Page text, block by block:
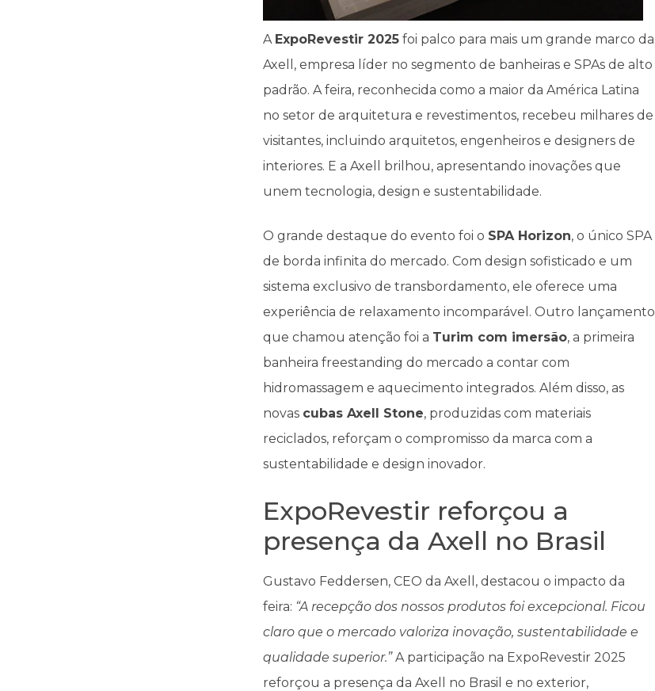
A ExpoRevestir 2025 foi palco para mais um grande marco da
Axell, empresa líder no segmento de banheiras e SPAs de alto
padrão. A feira, reconhecida como a maior da América Latina
no setor de arquitetura e revestimentos, recebeu milhares de
visitantes, incluindo arquitetos, engenheiros e designers de
interiores. E a Axell brilhou, apresentando inovações que
unem tecnologia, design e sustentabilidade.
O grande destaque do evento foi o SPA Horizon, o único SPA
de borda infinita do mercado. Com design sofisticado e um
sistema exclusivo de transbordamento, ele oferece uma
experiência de relaxamento incomparável. Outro lançamento
que chamou atenção foi a Turim com imersão, a primeira
banheira freestanding do mercado a contar com
hidromassagem e aquecimento integrados. Além disso, as
novas cubas Axell Stone, produzidas com materiais
reciclados, reforçam o compromisso da marca com a
sustentabilidade e design inovador.
ExpoRevestir reforçou a
presença da Axell no Brasil
Gustavo Feddersen, CEO da Axell, destacou o impacto da
feira: “A recepção dos nossos produtos foi excepcional. Ficou
claro que o mercado valoriza inovação, sustentabilidade e
qualidade superior.”A participação na ExpoRevestir 2025
reforçou a presença da Axell no Brasil e no exterior,